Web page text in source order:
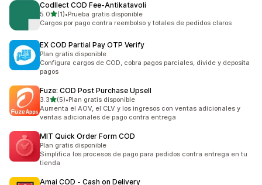
Codllect COD Fee‑Antikatavoli
5.0de 5 estrellas
(1)
1 reseñas en total
•Prueba gratis disponible
Cargos por pago contra reembolso y totales de pedidos claros
EX COD Partial Pay OTP Verify
Plan gratis disponible
Configura cargos de COD, cobra pagos parciales, divide y deposita
pagos
Fuze: COD Post Purchase Upsell
3.3de 5 estrellas
(5)
5 reseñas en total
•Plan gratis disponible
Aumenta el AOV, el CLV y los ingresos con ventas adicionales y
ventas adicionales de pago contra entrega
MIT Quick Order Form COD
Plan gratis disponible
Simplifica los procesos de pago para pedidos contra entrega en tu
tienda
Amai COD ‑ Cash on Delivery